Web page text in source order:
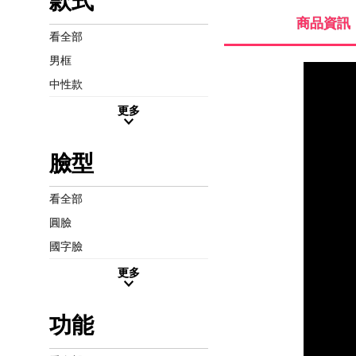
看全部
男框
中性款
更多
臉型
看全部
圓臉
國字臉
更多
功能
商品資訊